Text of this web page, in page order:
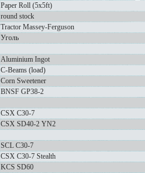
Paper Roll (5x5ft)
round stock
Tractor Massey-Ferguson
Уголь
Aluminium Ingot
C-Beams (load)
Corn Sweetener
BNSF GP38-2
CSX C30-7
CSX SD40-2 YN2
SCL C30-7
CSX C30-7 Stealth
KCS SD60